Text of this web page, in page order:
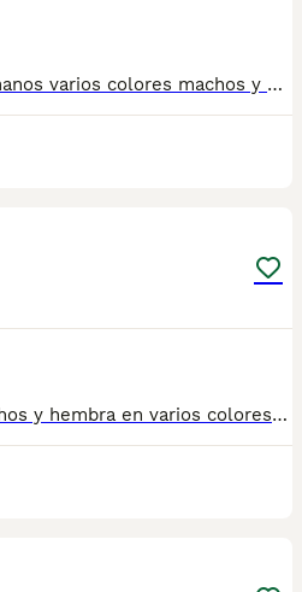
Excelente camadas de caniches enanos varios colores machos y hembras desparasitados vacunados pasaporte y microchip hacemos envío a cualquier provincia y para su tranquilidad puede pagar reembolso para más fotos y vídeos actuales contactar al teléfono 690881366 núcleo 0612
Dispongo de caniches enanos machos y hembra en varios colores para más información pueden contactar al teléfono 600881366 núcleo 0612 con sus vacunas correspondientes desparasitación pasaporte y microchip hacemos envío y puede pagar a contrareembolso no duden en llamar